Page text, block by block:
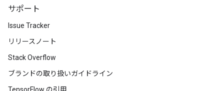
サポート
Issue Tracker
リリースノート
Stack Overflow
ブランドの取り扱いガイドライン